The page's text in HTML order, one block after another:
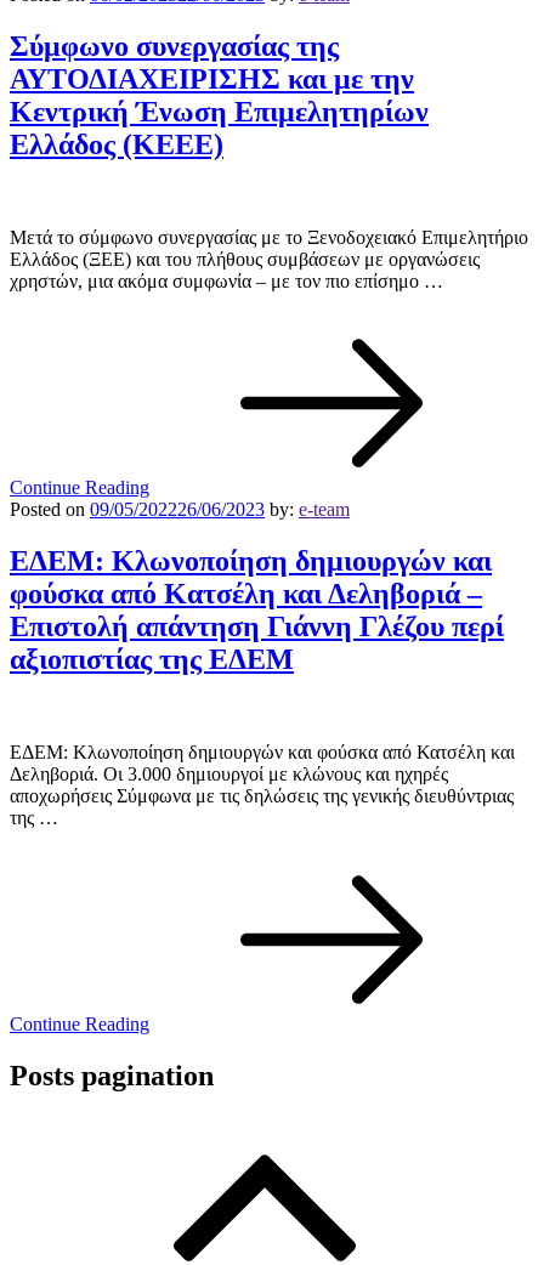
Σύμφωνο συνεργασίας της
ΑΥΤΟΔΙΑΧΕΙΡΙΣΗΣ και με την
Κεντρική Ένωση Επιμελητηρίων
Ελλάδος (KEEΕ)
Μετά το σύμφωνο συνεργασίας με το Ξενοδοχειακό Επιμελητήριο
Ελλάδος (ΞΕΕ) και του πλήθους συμβάσεων με οργανώσεις
χρηστών, μια ακόμα συμφωνία – με τον πιο επίσημο …
Continue Reading
Posted on 09/05/202226/06/2023 by: e-team
ΕΔΕΜ: Κλωνοποίηση δημιουργών και
φούσκα από Κατσέλη και Δεληβοριά –
Επιστολή απάντηση Γιάννη Γλέζου περί
αξιοπιστίας της ΕΔΕΜ
ΕΔΕΜ: Κλωνοποίηση δημιουργών και φούσκα από Κατσέλη και
Δεληβοριά. Οι 3.000 δημιουργοί με κλώνους και ηχηρές
αποχωρήσεις Σύμφωνα με τις δηλώσεις της γενικής διευθύντριας
της …
Continue Reading
Posts pagination